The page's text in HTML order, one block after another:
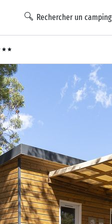
Rechercher un camping